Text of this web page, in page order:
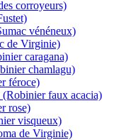
corroyeurs)
vénéneux)
de Virginie)
caragana)
chamlagu)
féroce)
faux acacia)
rose)
visqueux)
de Virginie)